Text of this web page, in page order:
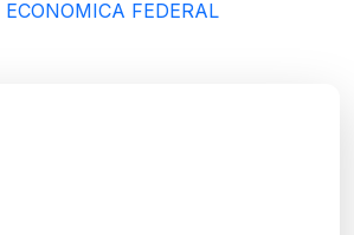
FEDERAL